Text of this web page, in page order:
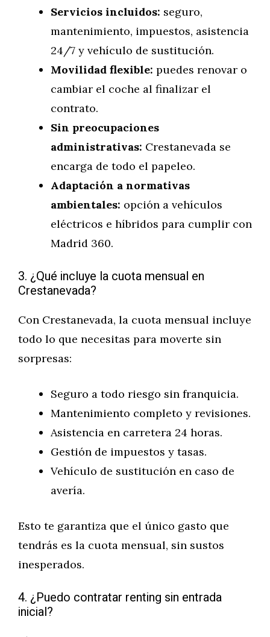
Servicios incluidos: seguro,
mantenimiento, impuestos, asistencia
24/7 y vehículo de sustitución.
Movilidad flexible: puedes renovar o
cambiar el coche al finalizar el
contrato.
Sin preocupaciones
administrativas: Crestanevada se
encarga de todo el papeleo.
Adaptación a normativas
ambientales: opción a vehículos
eléctricos e híbridos para cumplir con
Madrid 360.
3. ¿Qué incluye la cuota mensual en
Crestanevada?
Con Crestanevada, la cuota mensual incluye
todo lo que necesitas para moverte sin
sorpresas:
Seguro a todo riesgo sin franquicia.
Mantenimiento completo y revisiones.
Asistencia en carretera 24 horas.
Gestión de impuestos y tasas.
Vehículo de sustitución en caso de
avería.
Esto te garantiza que el único gasto que
tendrás es la cuota mensual, sin sustos
inesperados.
4. ¿Puedo contratar renting sin entrada
inicial?